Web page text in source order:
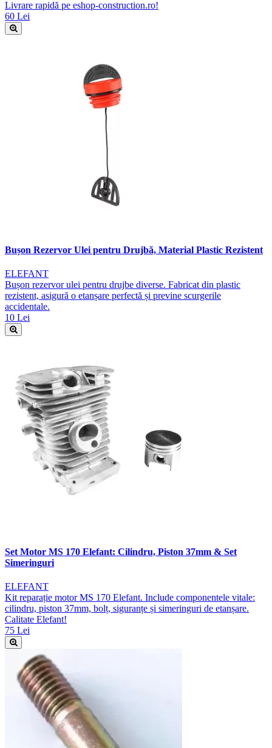
Livrare rapidă pe eshop-construction.ro!
60 Lei
Bușon Rezervor Ulei pentru Drujbă, Material Plastic Rezistent
ELEFANT
Bușon rezervor ulei pentru drujbe diverse. Fabricat din plastic
rezistent, asigură o etanșare perfectă și previne scurgerile
accidentale.
10 Lei
Set Motor MS 170 Elefant: Cilindru, Piston 37mm & Set
Simeringuri
ELEFANT
Kit reparație motor MS 170 Elefant. Include componentele vitale:
cilindru, piston 37mm, bolț, siguranțe și simeringuri de etanșare.
Calitate Elefant!
75 Lei